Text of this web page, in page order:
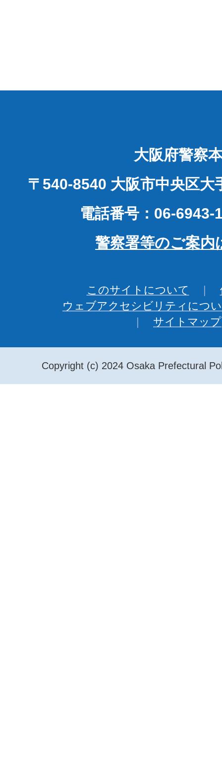
大阪府警察
〒540-8540 大阪市中央区大
電話番号：06-6943-
警察署等のご案内
このサイトについて
ウェブアクセシビリティにつ
サイトマップ
Copyright (c) 2024 Osaka Prefectural